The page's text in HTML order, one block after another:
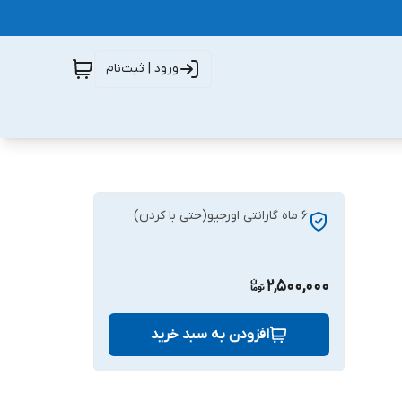
ورود | ثبت‌نام
6 ماه گارانتی اورجیو(حتی با کردن)
2,500,000
افزودن به سبد خرید